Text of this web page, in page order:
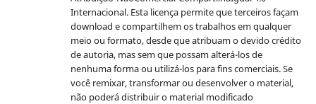
Internacional. Esta licença permite que terceiros façam
download e compartilhem os trabalhos em qualquer
meio ou formato, desde que atribuam o devido crédito
de autoria, mas sem que possam alterá-los de
nenhuma forma ou utilizá-los para fins comerciais. Se
você remixar, transformar ou desenvolver o material,
não poderá distribuir o material modificado